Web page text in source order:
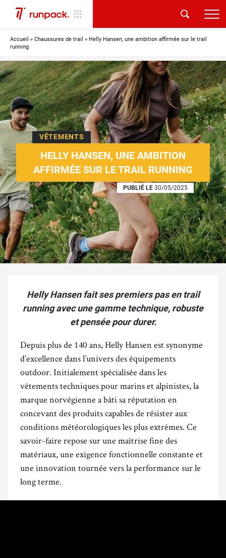
Accueil » Chaussures de trail » Helly Hansen, une ambition affirmée sur le trail
running
VÊTEMENTS
HELLY HANSEN, UNE AMBITION
AFFIRMÉE SUR LE TRAIL RUNNING
PUBLIÉ LE 30/05/2025
Helly Hansen fait ses premiers pas en trail
running avec une gamme technique, robuste
et pensée pour durer.
Depuis plus de 140 ans, Helly Hansen est synonyme
d’excellence dans l’univers des équipements
outdoor. Initialement spécialisée dans les
vêtements techniques pour marins et alpinistes, la
marque norvégienne a bâti sa réputation en
concevant des produits capables de résister aux
conditions météorologiques les plus extrêmes. Ce
savoir-faire repose sur une maîtrise fine des
matériaux, une exigence fonctionnelle constante et
une innovation tournée vers la performance sur le
long terme.